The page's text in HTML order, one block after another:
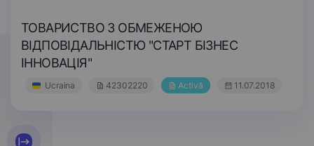
ТОВАРИСТВО З ОБМЕЖЕНОЮ
ВІДПОВІДАЛЬНІСТЮ "СТАРТ БІЗНЕС
ІННОВАЦІЯ"
Ucraina 42302220 Activă 11.07.2018